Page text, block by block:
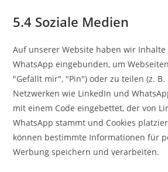
5.4 Soziale Medien
Auf unserer Website haben wir
WhatsApp eingebunden, um
"Gefällt mir", "Pin") oder zu teilen (z.
Netzwerken wie LinkedIn und
mit einem Code eingebettet, der von
WhatsApp stammt und Cookies
können bestimmte Informationen für
Werbung speichern und verarbeiten.